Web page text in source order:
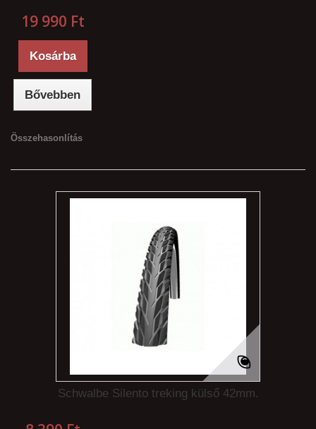
19 990 Ft‎
Kosárba
Bővebben
Összehasonlítás
Schwalbe Silento treking külső 42mm.